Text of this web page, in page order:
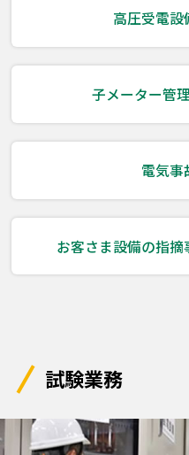
高圧受電設
子メーター管
電気事
お客さま設備の指
試験業務